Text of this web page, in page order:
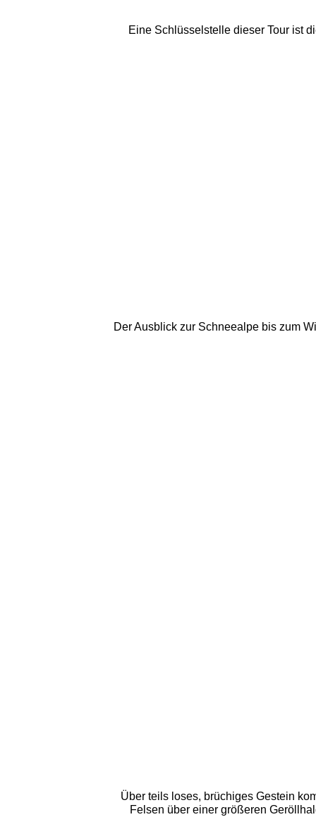
Eine Schlüsselstelle dieser Tour ist
Der Ausblick zur Schneealpe bis zum
Über teils loses, brüchiges Gestein
Felsen über einer größeren